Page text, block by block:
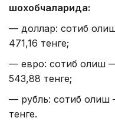
шохобчаларида:
— доллар: сотиб
471,16 тенге;
— евро: сотиб олиш
543,88 тенге;
— рубль: сотиб олиш
тенге.